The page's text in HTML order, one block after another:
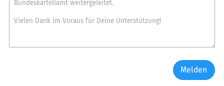
Melden